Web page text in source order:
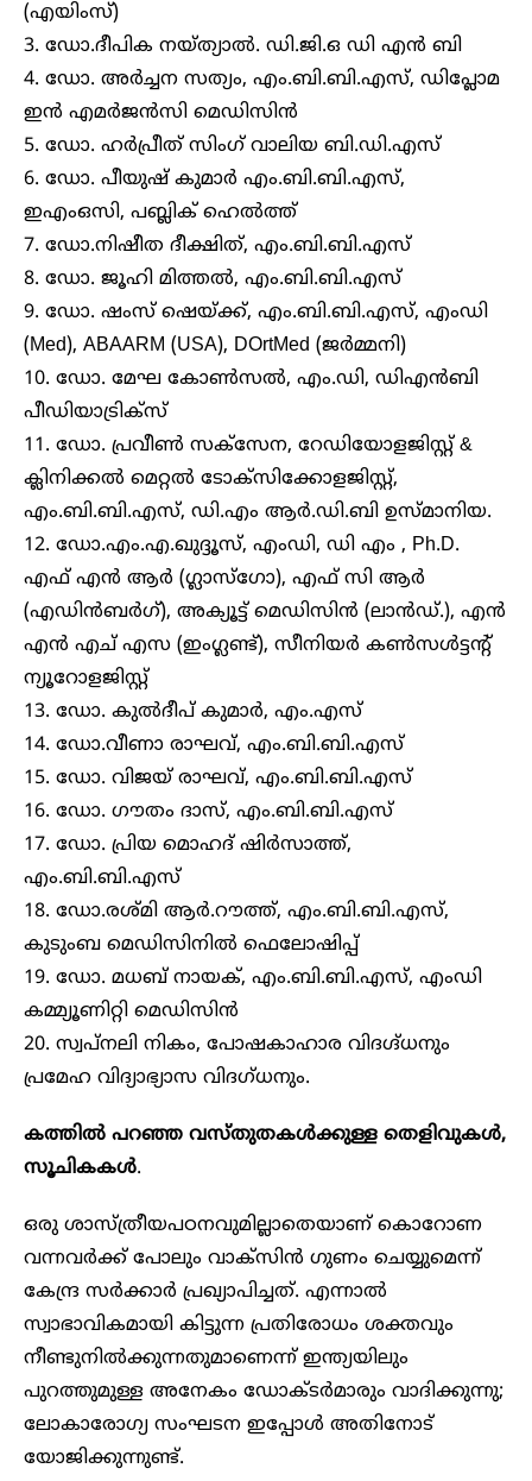
(എയിംസ്)
3. ഡോ.ദീപിക നയ്ത്യാൽ. ഡി.ജി.ഒ ഡി എൻ ബി
4. ഡോ. അർച്ചന സത്യം, എം.ബി.ബി.എസ്, ഡിപ്ലോമ
ഇൻ എമർജൻസി മെഡിസിൻ
5. ഡോ. ഹർപ്രീത് സിംഗ് വാലിയ ബി.ഡി.എസ്
6. ഡോ. പീയുഷ് കുമാർ എം.ബി.ബി.എസ്,
ഇഎംഒസി, പബ്ലിക് ഹെൽത്ത്
7. ഡോ.നിഷീത ദീക്ഷിത്, എം.ബി.ബി.എസ്
8. ഡോ. ജൂഹി മിത്തൽ, എം.ബി.ബി.എസ്
9. ഡോ. ഷംസ് ഷെയ്ക്ക്, എം.ബി.ബി.എസ്, എംഡി
(Med), ABAARM (USA), DOrtMed (ജർമ്മനി)
10. ഡോ. മേഘ കോൺസൽ, എം.ഡി, ഡിഎൻബി
പീഡിയാട്രിക്സ്
11. ഡോ. പ്രവീൺ സക്സേന, റേഡിയോളജിസ്റ്റ് &
ക്ലിനിക്കൽ മെറ്റൽ ടോക്സിക്കോളജിസ്റ്റ്,
എം.ബി.ബി.എസ്, ഡി.എം ആർ.ഡി.ബി ഉസ്മാനിയ.
12. ഡോ.എം.എ.ഖുദ്ദൂസ്, എംഡി, ഡി എം , Ph.D.
എഫ് എൻ ആർ (ഗ്ലാസ്ഗോ), എഫ് സി ആർ
(എഡിൻബർഗ്), അക്യൂട്ട് മെഡിസിൻ (ലാൻഡ്.), എൻ
എൻ എച് എസ (ഇംഗ്ലണ്ട്), സീനിയർ കൺസൾട്ടന്റ്
ന്യൂറോളജിസ്റ്റ്
13. ഡോ. കുൽദീപ് കുമാർ, എം.എസ്
14. ഡോ.വീണാ രാഘവ്, എം.ബി.ബി.എസ്
15. ഡോ. വിജയ് രാഘവ്, എം.ബി.ബി.എസ്
16. ഡോ. ഗൗതം ദാസ്, എം.ബി.ബി.എസ്
17. ഡോ. പ്രിയ മൊഹദ് ഷിർസാത്ത്,
എം.ബി.ബി.എസ്
18. ഡോ.രശ്മി ആർ.റൗത്ത്, എം.ബി.ബി.എസ്,
കുടുംബ മെഡിസിനിൽ ഫെലോഷിപ്പ്
19. ഡോ. മധബ് നായക്, എം.ബി.ബി.എസ്, എംഡി
കമ്മ്യൂണിറ്റി മെഡിസിൻ
20. സ്വപ്നലി നികം, പോഷകാഹാര വിദഗ്ദ്ധനും
പ്രമേഹ വിദ്യാഭ്യാസ വിദഗ്ധനും.
കത്തിൽ പറഞ്ഞ വസ്തുതകള്‍ക്കുള്ള തെളിവുകള്‍,
സൂചികകള്‍.
ഒരു ശാസ്ത്രീയപഠനവുമില്ലാതെയാണ് കൊറോണ
വന്നവര്‍ക്ക് പോലും വാക്‌സിന്‍ ഗുണം ചെയ്യുമെന്ന്
കേന്ദ്ര സര്‍ക്കാര്‍ പ്രഖ്യാപിച്ചത്. എന്നാല്‍
സ്വാഭാവികമായി കിട്ടുന്ന പ്രതിരോധം ശക്തവും
നീണ്ടുനില്‍ക്കുന്നതുമാണെന്ന് ഇന്ത്യയിലും
പുറത്തുമുള്ള അനേകം ഡോക്ടര്‍മാരും വാദിക്കുന്നു;
ലോകാരോഗ്യ സംഘടന ഇപ്പോള്‍ അതിനോട്
യോജിക്കുന്നുണ്ട്.